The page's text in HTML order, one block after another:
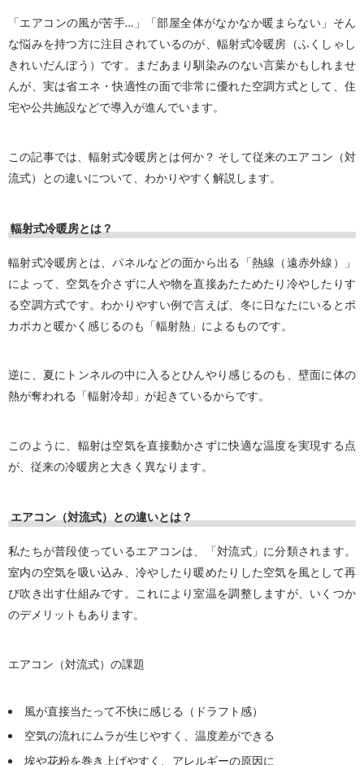
「エアコンの風が苦手…」「部屋全体がなかなか暖まらない」そん
な悩みを持つ方に注目されているのが、輻射式冷暖房（ふくしゃし
きれいだんぼう）です。まだあまり馴染みのない言葉かもしれませ
んが、実は省エネ・快適性の面で非常に優れた空調方式として、住
宅や公共施設などで導入が進んでいます。
この記事では、輻射式冷暖房とは何か？ そして従来のエアコン（対
流式）との違いについて、わかりやすく解説します。
輻射式冷暖房とは？
輻射式冷暖房とは、パネルなどの面から出る「熱線（遠赤外線）」
によって、空気を介さずに人や物を直接あたためたり冷やしたりす
る空調方式です。わかりやすい例で言えば、冬に日なたにいるとポ
カポカと暖かく感じるのも「輻射熱」によるものです。
逆に、夏にトンネルの中に入るとひんやり感じるのも、壁面に体の
熱が奪われる「輻射冷却」が起きているからです。
このように、輻射は空気を直接動かさずに快適な温度を実現する点
が、従来の冷暖房と大きく異なります。
エアコン（対流式）との違いとは？
私たちが普段使っているエアコンは、「対流式」に分類されます。
室内の空気を吸い込み、冷やしたり暖めたりした空気を風として再
び吹き出す仕組みです。これにより室温を調整しますが、いくつか
のデメリットもあります。
エアコン（対流式）の課題
風が直接当たって不快に感じる（ドラフト感）
空気の流れにムラが生じやすく、温度差ができる
埃や花粉を巻き上げやすく、アレルギーの原因に